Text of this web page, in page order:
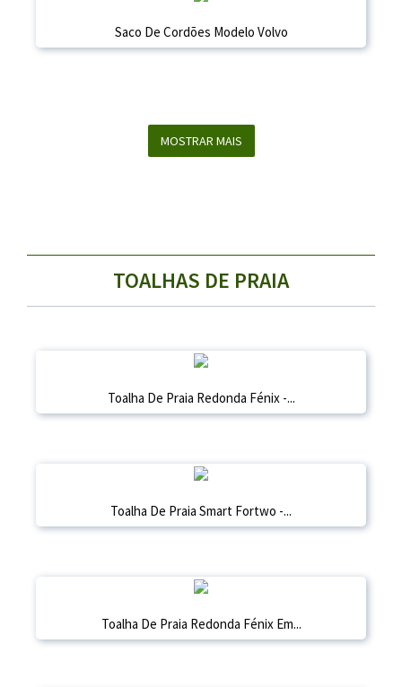
Saco De Cordões Modelo Volvo
MOSTRAR MAIS
TOALHAS DE PRAIA
Toalha De Praia Redonda Fénix -...
Toalha De Praia Smart Fortwo -...
Toalha De Praia Redonda Fénix Em...